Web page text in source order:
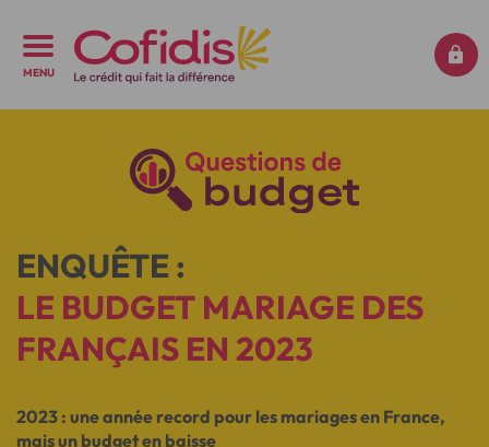
MENU
ENQUÊTE :
LE BUDGET MARIAGE DES
FRANÇAIS EN 2023
2023 : une année record pour les mariages en France,
mais un budget en baisse